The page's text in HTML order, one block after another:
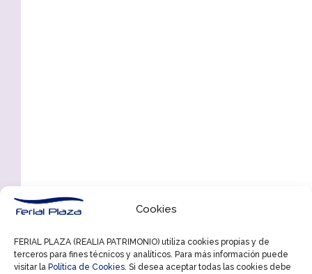
Cookies
FERIAL PLAZA (REALIA PATRIMONIO) utiliza cookies propias y de
terceros para fines técnicos y analíticos. Para más información puede
visitar la Política de Cookies. Si desea aceptar todas las cookies debe